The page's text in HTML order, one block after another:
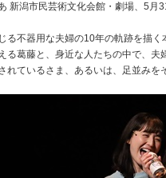
新潟市民芸術文化会館・劇場、5月
る不器用な夫婦の10年の軌跡を描く
る葛藤と、身近な人たちの中で、
れているさま、あるいは、足並みを